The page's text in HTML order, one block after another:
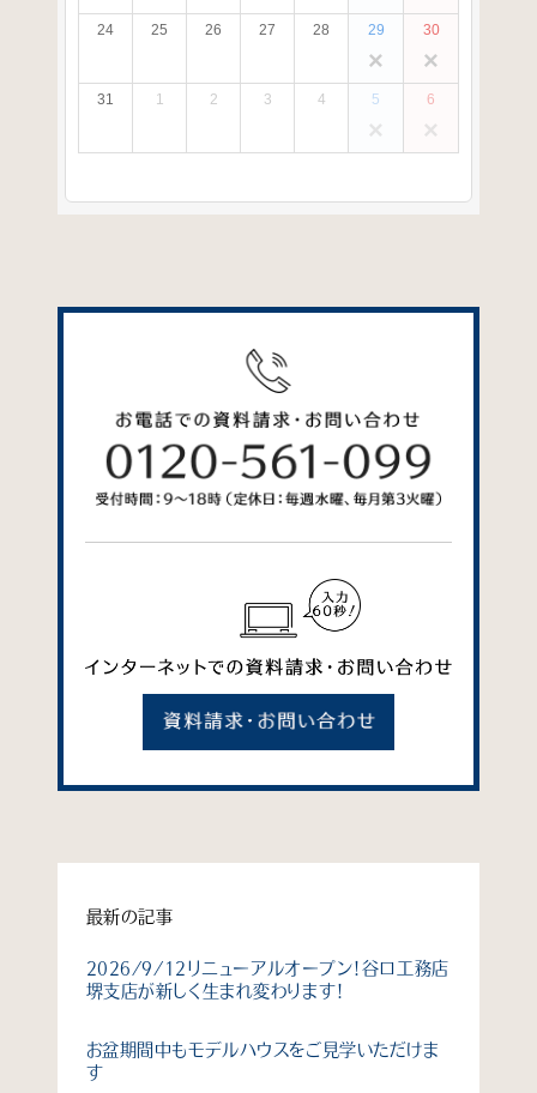
最新の記事
2026/9/12リニューアルオープン！谷口工務店
堺支店が新しく生まれ変わります！
お盆期間中もモデルハウスをご見学いただけま
す